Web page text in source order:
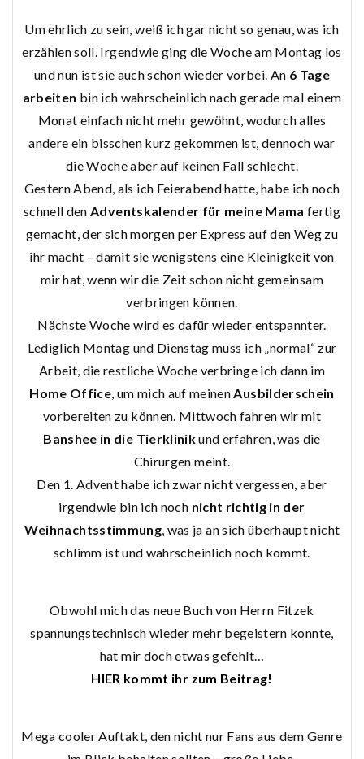
Um ehrlich zu sein, weiß ich gar nicht so genau, was ich
erzählen soll. Irgendwie ging die Woche am Montag los
und nun ist sie auch schon wieder vorbei. An 6 Tage
arbeiten bin ich wahrscheinlich nach gerade mal einem
Monat einfach nicht mehr gewöhnt, wodurch alles
andere ein bisschen kurz gekommen ist, dennoch war
die Woche aber auf keinen Fall schlecht.
Gestern Abend, als ich Feierabend hatte, habe ich noch
schnell denAdventskalender für meine Mama fertig
gemacht, der sich morgen per Express auf den Weg zu
ihr macht – damit sie wenigstens eine Kleinigkeit von
mir hat, wenn wir die Zeit schon nicht gemeinsam
verbringen können.
Nächste Woche wird es dafür wieder entspannter.
Lediglich Montag und Dienstag muss ich „normal“ zur
Arbeit, die restliche Woche verbringe ich dann im
Home Office, um mich auf meinenAusbilderschein
vorbereiten zu können. Mittwoch fahren wir mit
Banshee in die Tierklinikund erfahren, was die
Chirurgen meint.
Den 1. Advent habe ich zwar nicht vergessen, aber
irgendwie bin ich noch nicht richtig in der
Weihnachtsstimmung, was ja an sich überhaupt nicht
schlimm ist und wahrscheinlich noch kommt.
Obwohl mich das neue Buch von Herrn Fitzek
spannungstechnisch wieder mehr begeistern konnte,
hat mir doch etwas gefehlt…
HIER kommt ihr zum Beitrag!
Mega cooler Auftakt, den nicht nur Fans aus dem Genre